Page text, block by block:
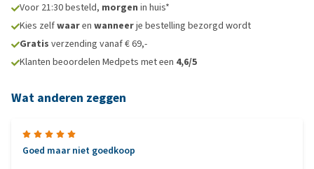
Voor 21:30 besteld, morgen in huis*
Kies zelfwaaren wanneerje bestelling bezorgd wordt
Gratis verzending vanaf € 69,-
Klanten beoordelen Medpets met een 4,6/5
Wat anderen zeggen
Goed maar niet goedkoop